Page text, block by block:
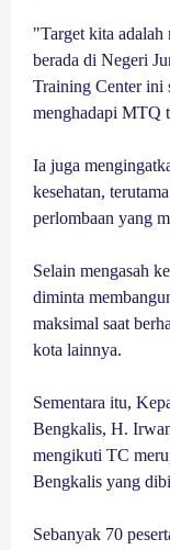
"Target kita adalah
berada di Negeri
Training Center ini
menghadapi MTQ
Ia juga
kesehatan,
perlombaan yang
Selain mengasah
diminta
maksimal saat
kota lainnya.
Sementara itu,
Bengkalis, H.
mengikuti TC
Bengkalis yang
Sebanyak 70